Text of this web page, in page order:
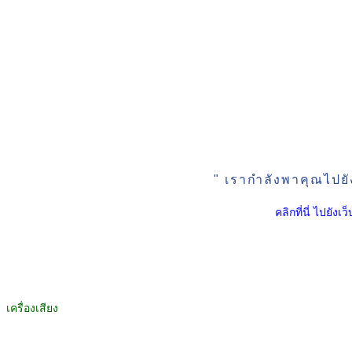
" เรากำลังพาคุณไปยั
คลิกที่นี่ ไปยังเ
เครื่องเสียง